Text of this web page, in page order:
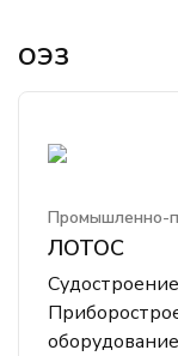
ОЭЗ
Промышленно-
ЛОТОС
оборудование